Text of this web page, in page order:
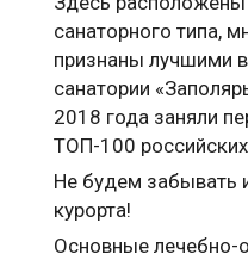
санаторного типа,
признаны лучшими
санатории
2018 года заняли
ТОП-100
Не будем забывать
курорта!
Основные лечебно-